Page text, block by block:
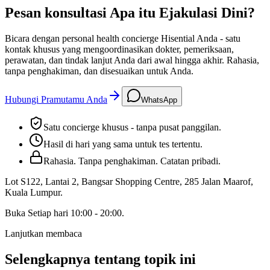
Pesan konsultasi Apa itu Ejakulasi Dini?
Bicara dengan personal health concierge Hisential Anda - satu
kontak khusus yang mengoordinasikan dokter, pemeriksaan,
perawatan, dan tindak lanjut Anda dari awal hingga akhir. Rahasia,
tanpa penghakiman, dan disesuaikan untuk Anda.
Hubungi Pramutamu Anda WhatsApp
Satu concierge khusus - tanpa pusat panggilan.
Hasil di hari yang sama untuk tes tertentu.
Rahasia. Tanpa penghakiman. Catatan pribadi.
Lot S122, Lantai 2, Bangsar Shopping Centre, 285 Jalan Maarof,
Kuala Lumpur.
Buka Setiap hari 10:00 - 20:00.
Lanjutkan membaca
Selengkapnya tentang topik ini